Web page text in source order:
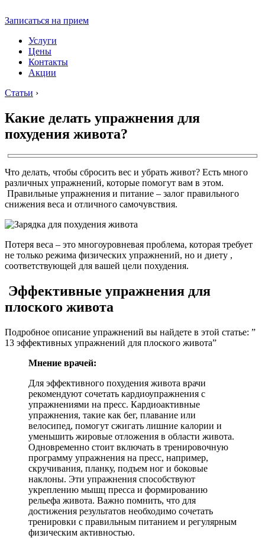
Записаться на прием
Услуги
Цены
Контакты
Акции
Статьи ›
Какие делать упражнения для
похудения живота?
Что делать, чтобы сбросить вес и убрать живот? Есть много
различных упражнений, которые помогут вам в этом.
Правильные упражнения и питание – залог правильного
снижения веса и отличного самочувствия.
Потеря веса – это многоуровневая проблема, которая требует
не только режима физических упражнений, но и диету ,
соответствующей для вашей цели похудения.
Эффективные упражнения для
плоского живота
Подробное описание упражнений вы найдете в этой статье: ”
13 эффективных упражнений для плоского живота”
Мнение врачей:
Для эффективного похудения живота врачи
рекомендуют сочетать кардиоупражнения с
упражнениями на пресс. Кардиоактивные
упражнения, такие как бег, плавание или
велосипед, помогут сжигать лишние калории и
уменьшить жировые отложения в области живота.
Одновременно стоит включать в тренировочную
программу упражнения на пресс, например,
скручивания, планку, подъем ног и боковые
наклоны. Эти упражнения способствуют
укреплению мышц пресса и формированию
рельефа живота. Важно помнить, что для
достижения результатов необходимо сочетать
тренировки с правильным питанием и регулярным
физическим активностью.